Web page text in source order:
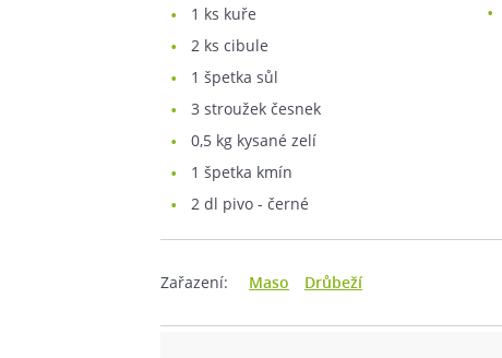
1 ks kuře
2 ks cibule
1 špetka sůl
3 stroužek česnek
0,5 kg kysané zelí
1 špetka kmín
2 dl pivo - černé
Zařazení: Maso Drůbeží